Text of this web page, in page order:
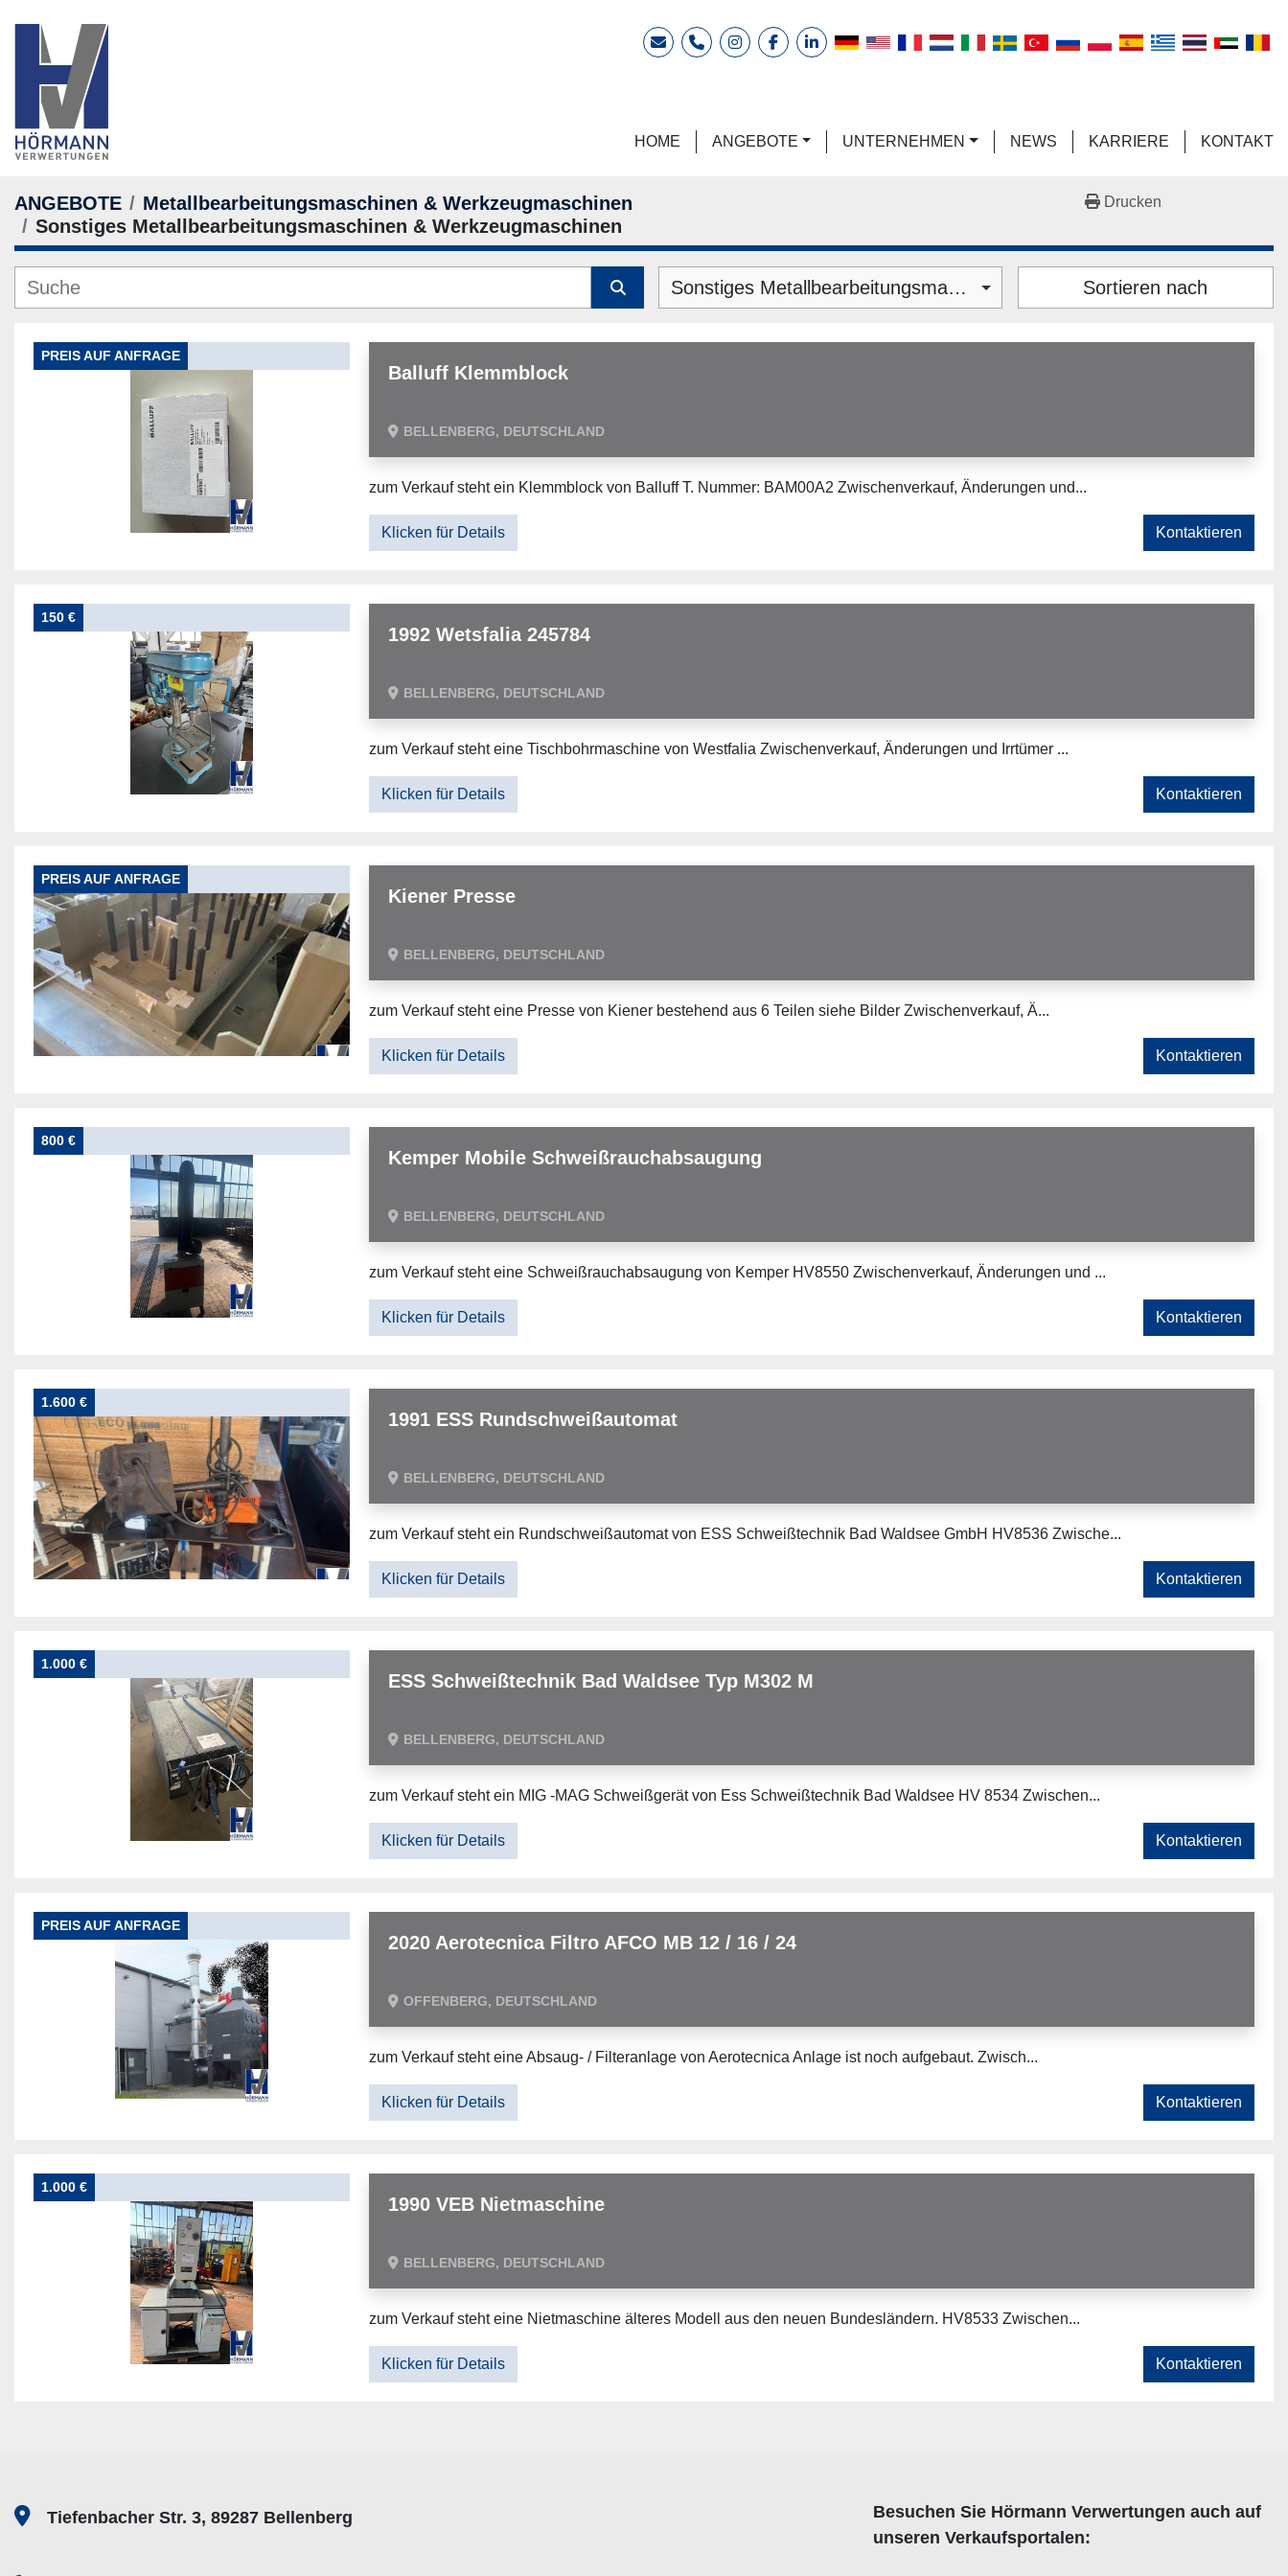
E-MailTelefoninstagramfacebooklinkedin
HOME ANGEBOTE UNTERNEHMEN NEWS KARRIERE KONTAKT
ANGEBOTE
Metallbearbeitungsmaschinen & Werkzeugmaschinen
Sonstiges Metallbearbeitungsmaschinen & Werkzeugmaschinen
Drucken
Sonstiges Metallbearbeitungsmaschinen & Werkzeugmaschinen (8) Sortieren nach
PREIS AUF ANFRAGE
Balluff Klemmblock
BELLENBERG, DEUTSCHLAND
zum Verkauf steht ein Klemmblock von Balluff T. Nummer: BAM00A2 Zwischenverkauf, Änderungen und...
Klicken für Details Kontaktieren
150 €
1992 Wetsfalia 245784
BELLENBERG, DEUTSCHLAND
zum Verkauf steht eine Tischbohrmaschine von Westfalia Zwischenverkauf, Änderungen und Irrtümer ...
Klicken für Details Kontaktieren
PREIS AUF ANFRAGE
Kiener Presse
BELLENBERG, DEUTSCHLAND
zum Verkauf steht eine Presse von Kiener bestehend aus 6 Teilen siehe Bilder Zwischenverkauf, Ä...
Klicken für Details Kontaktieren
800 €
Kemper Mobile Schweißrauchabsaugung
BELLENBERG, DEUTSCHLAND
zum Verkauf steht eine Schweißrauchabsaugung von Kemper HV8550 Zwischenverkauf, Änderungen und ...
Klicken für Details Kontaktieren
1.600 €
1991 ESS Rundschweißautomat
BELLENBERG, DEUTSCHLAND
zum Verkauf steht ein Rundschweißautomat von ESS Schweißtechnik Bad Waldsee GmbH HV8536 Zwische...
Klicken für Details Kontaktieren
1.000 €
ESS Schweißtechnik Bad Waldsee Typ M302 M
BELLENBERG, DEUTSCHLAND
zum Verkauf steht ein MIG -MAG Schweißgerät von Ess Schweißtechnik Bad Waldsee HV 8534 Zwischen...
Klicken für Details Kontaktieren
PREIS AUF ANFRAGE
2020 Aerotecnica Filtro AFCO MB 12 / 16 / 24
OFFENBERG, DEUTSCHLAND
zum Verkauf steht eine Absaug- / Filteranlage von Aerotecnica Anlage ist noch aufgebaut. Zwisch...
Klicken für Details Kontaktieren
1.000 €
1990 VEB Nietmaschine
BELLENBERG, DEUTSCHLAND
zum Verkauf steht eine Nietmaschine älteres Modell aus den neuen Bundesländern. HV8533 Zwischen...
Klicken für Details Kontaktieren
Tiefenbacher Str. 3, 89287 Bellenberg
Besuchen Sie Hörmann Verwertungen auch auf
unseren Verkaufsportalen: